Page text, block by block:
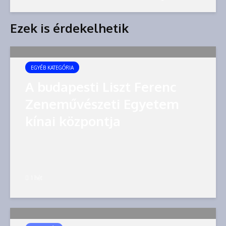
Ezek is érdekelhetik
EGYÉB KATEGÓRIA